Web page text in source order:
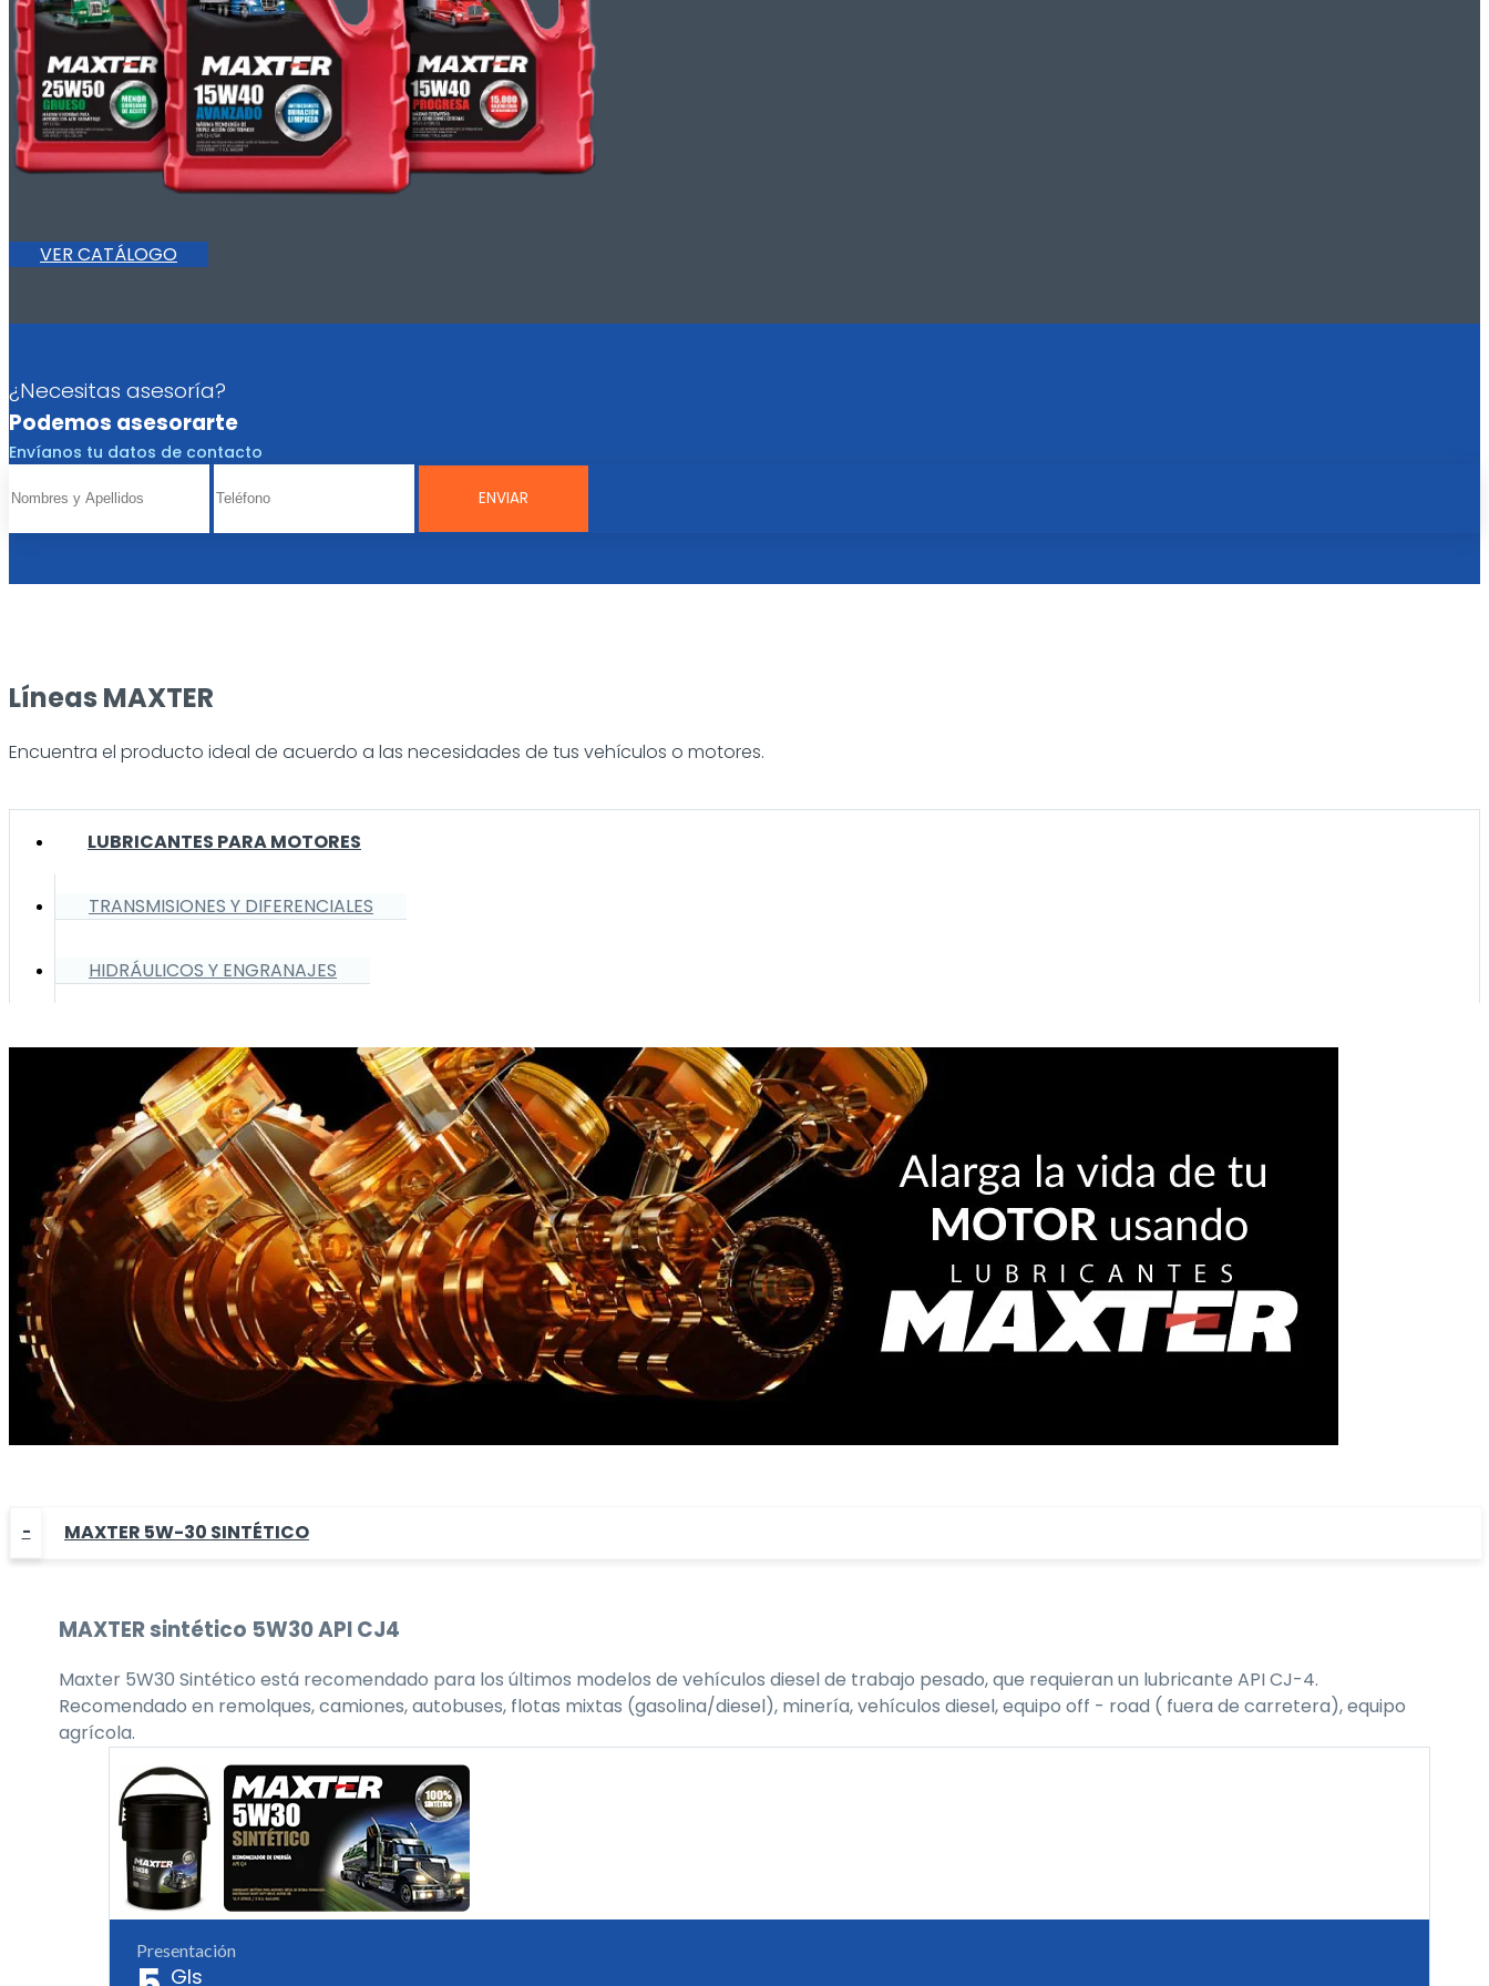
VER CATÁLOGO
¿Necesitas asesoría?
Podemos asesorarte
Envíanos tu datos de contacto
Líneas MAXTER
Encuentra el producto ideal de acuerdo a las necesidades de tus vehículos o motores.
LUBRICANTES PARA MOTORES
TRANSMISIONES Y DIFERENCIALES
HIDRÁULICOS Y ENGRANAJES
MAXTER 5W-30 SINTÉTICO
MAXTERsintético 5W30API CJ4
Maxter 5W30 Sintético está recomendado para los últimos modelos de vehículos diesel de trabajo pesado, que requieran un lubricante API CJ-4.
Recomendado en remolques, camiones, autobuses, flotas mixtas (gasolina/diesel), minería, vehículos diesel, equipo off - road ( fuera de carretera), equipo
agrícola.
Presentación
Gls